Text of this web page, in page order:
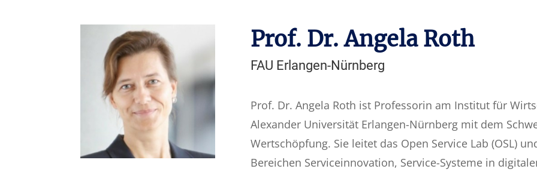
Prof. Dr. Angela Roth
FAU Erlangen-Nürnberg
Prof. Dr. Angela Roth ist Professorin am Institut für
Alexander Universität Erlangen-Nürnberg mit dem
Wertschöpfung. Sie leitet das Open Service Lab (OSL)
Bereichen Serviceinnovation, Service-Systeme in